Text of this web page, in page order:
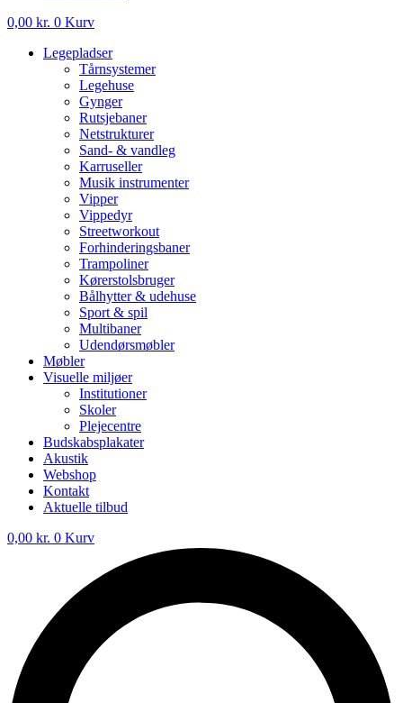
0,00 kr. 0 Kurv
Legepladser
Tårnsystemer
Legehuse
Gynger
Rutsjebaner
Netstrukturer
Sand- & vandleg
Karruseller
Musik instrumenter
Vipper
Vippedyr
Streetworkout
Forhinderingsbaner
Trampoliner
Kørerstolsbruger
Bålhytter & udehuse
Sport & spil
Multibaner
Udendørsmøbler
Møbler
Visuelle miljøer
Institutioner
Skoler
Plejecentre
Budskabsplakater
Akustik
Webshop
Kontakt
Aktuelle tilbud
0,00 kr. 0 Kurv